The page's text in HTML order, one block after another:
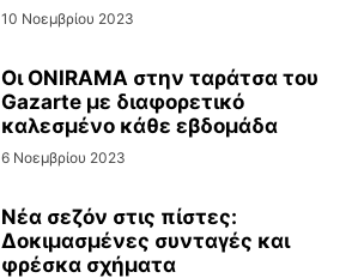
10 Νοεμβρίου 2023
Οι ONIRAMA στην ταράτσα του
Gazarte με διαφορετικό
καλεσμένο κάθε εβδομάδα
6 Νοεμβρίου 2023
Νέα σεζόν στις πίστες:
Δοκιμασμένες συνταγές και
φρέσκα σχήματα